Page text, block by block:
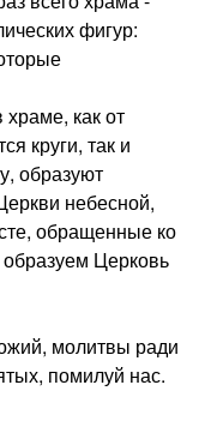
фигур:
как от
круги, так и
образуют
небесной,
обращенные ко
Церковь
молитвы ради
помилуй нас.